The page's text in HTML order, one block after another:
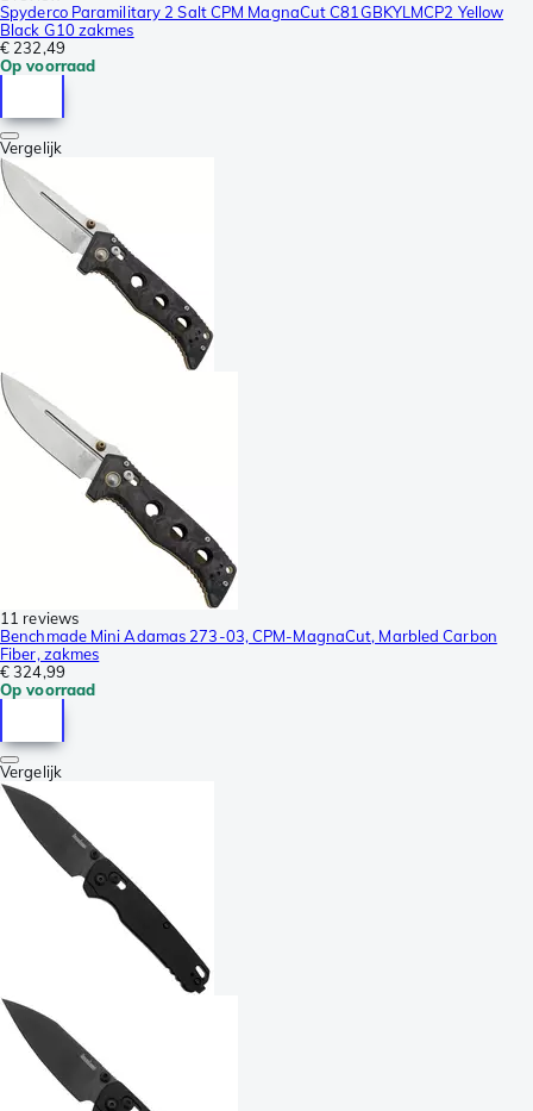
Spyderco Paramilitary 2 Salt CPM MagnaCut C81GBKYLMCP2 Yellow
Black G10 zakmes
€ 232,49
Op voorraad
Vergelijk
11 reviews
Benchmade Mini Adamas 273-03, CPM-MagnaCut, Marbled Carbon
Fiber, zakmes
€ 324,99
Op voorraad
Vergelijk